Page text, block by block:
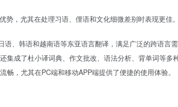
势，尤其在处理习语、俚语和文化细微差别时表现更
、韩语和越南语等东亚语言翻译，满足广泛的跨语言需
集成了杜小译词典、作文批改、语法分析、背单词等多
畅，尤其在PC端和移动APP端提供了便捷的使用体验。